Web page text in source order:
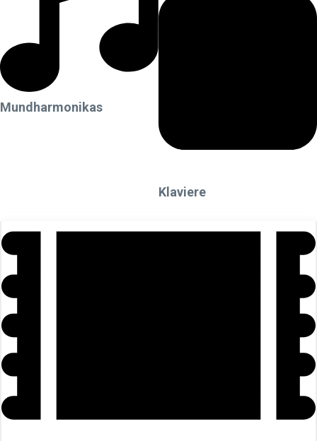
Mundharmonikas
Klaviere